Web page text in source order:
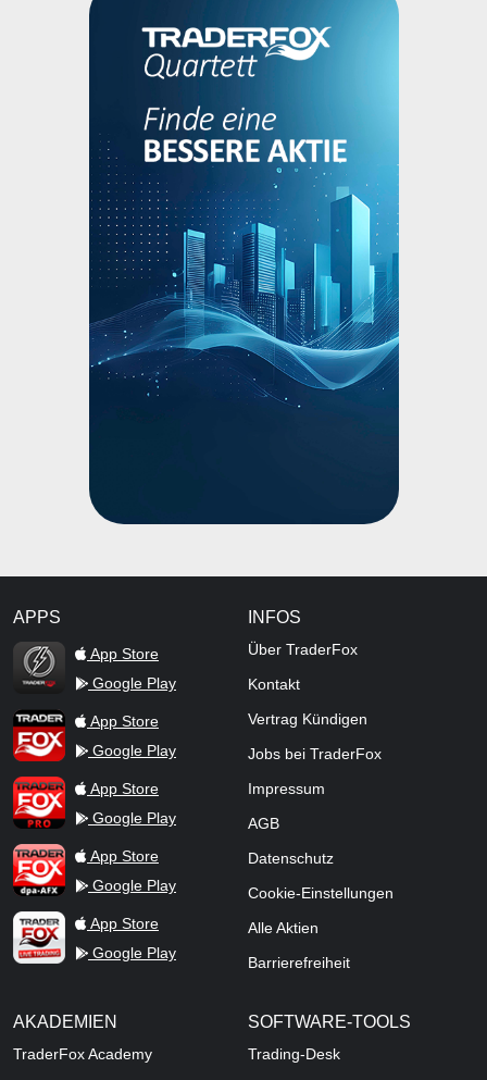
APPS
TraderFox Flash
App Store
Google Play
TraderFox AppApp Store
Google Play
TraderFox ProApp Store
Google Play
TraderFox dpa-AFX ProFeed
App Store
Google Play
TraderFox Live Trading
App Store
Google Play
INFOS
Über TraderFox
Kontakt
Vertrag Kündigen
Jobs bei TraderFox
Impressum
AGB
Datenschutz
Cookie-Einstellungen
Alle Aktien
Barrierefreiheit
AKADEMIEN
TraderFox Academy
SOFTWARE-TOOLS
Trading-Desk